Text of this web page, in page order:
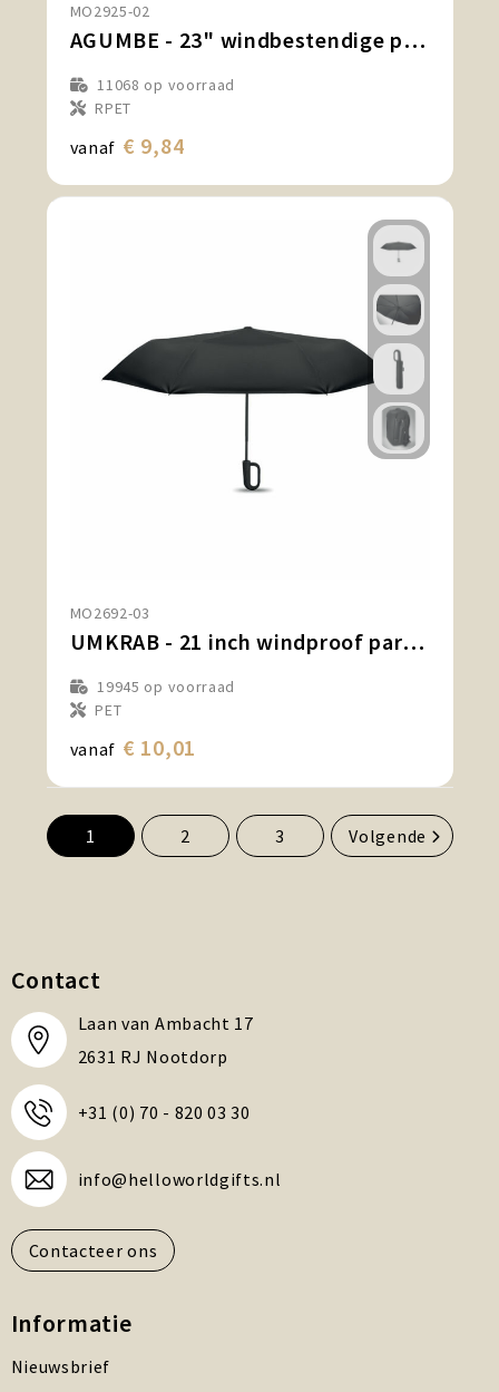
MO2925-02
AGUMBE - 23" windbestendige paraplu
11068 op voorraad
RPET
vanaf € 9,84
MO2692-03
UMKRAB - 21 inch windproof paraplu
19945 op voorraad
PET
vanaf € 10,01
1 2 3 Volgende
Contact
Laan van Ambacht 17
2631 RJ Nootdorp
+31 (0) 70 - 820 03 30
info@helloworldgifts.nl
Contacteer ons
Informatie
Nieuwsbrief